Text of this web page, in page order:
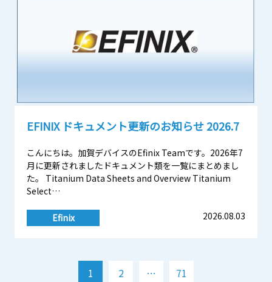
EFINIX ドキュメント更新のお知らせ 2026.7
こんにちは。加賀デバイスのEfinix Teamです。2026年7
月に更新されましたドキュメント類を一覧にまとめまし
た。 Titanium Data Sheets and Overview Titanium
Select…
Efinix 2026.08.03
1 2 … 71